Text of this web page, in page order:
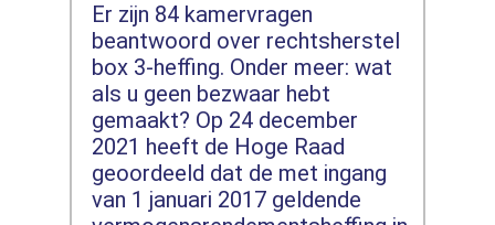
Er zijn 84 kamervragen
beantwoord over rechtsherstel
box 3-heffing. Onder meer: wat
als u geen bezwaar hebt
gemaakt? Op 24 december
2021 heeft de Hoge Raad
geoordeeld dat de met ingang
van 1 januari 2017 geldende